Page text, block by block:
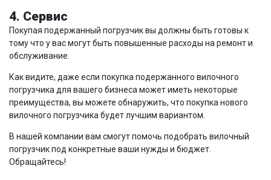
4. Сервис
Покупая подержанный погрузчик вы должны быть готовы к
тому что у вас могут быть повышенные расходы на ремонт и
обслуживание.
Как видите, даже если покупка подержанного вилочного
погрузчика для вашего бизнеса может иметь некоторые
преимущества, вы можете обнаружить, что покупка нового
вилочного погрузчика будет лучшим вариантом.
В нашей компании вам смогут помочь подобрать вилочный
погрузчик под конкретные ваши нужды и бюджет.
Обращайтесь!